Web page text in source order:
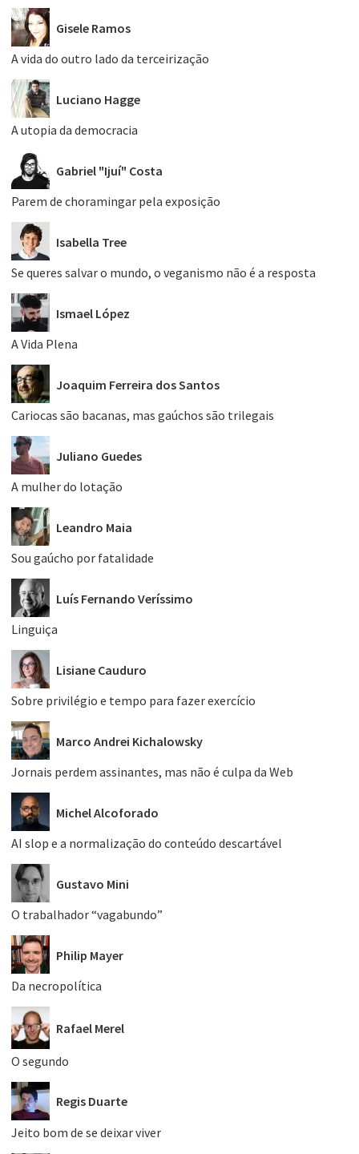
Gisele Ramos
A vida do outro lado da terceirização
Luciano Hagge
A utopia da democracia
Gabriel "Ijuí" Costa
Parem de choramingar pela exposição
Isabella Tree
Se queres salvar o mundo, o veganismo não é a resposta
Ismael López
A Vida Plena
Joaquim Ferreira dos Santos
Cariocas são bacanas, mas gaúchos são trilegais
Juliano Guedes
A mulher do lotação
Leandro Maia
Sou gaúcho por fatalidade
Luís Fernando Veríssimo
Linguiça
Lisiane Cauduro
Sobre privilégio e tempo para fazer exercício
Marco Andrei Kichalowsky
Jornais perdem assinantes, mas não é culpa da Web
Michel Alcoforado
AI slop e a normalização do conteúdo descartável
Gustavo Mini
O trabalhador “vagabundo”
Philip Mayer
Da necropolítica
Rafael Merel
O segundo
Regis Duarte
Jeito bom de se deixar viver